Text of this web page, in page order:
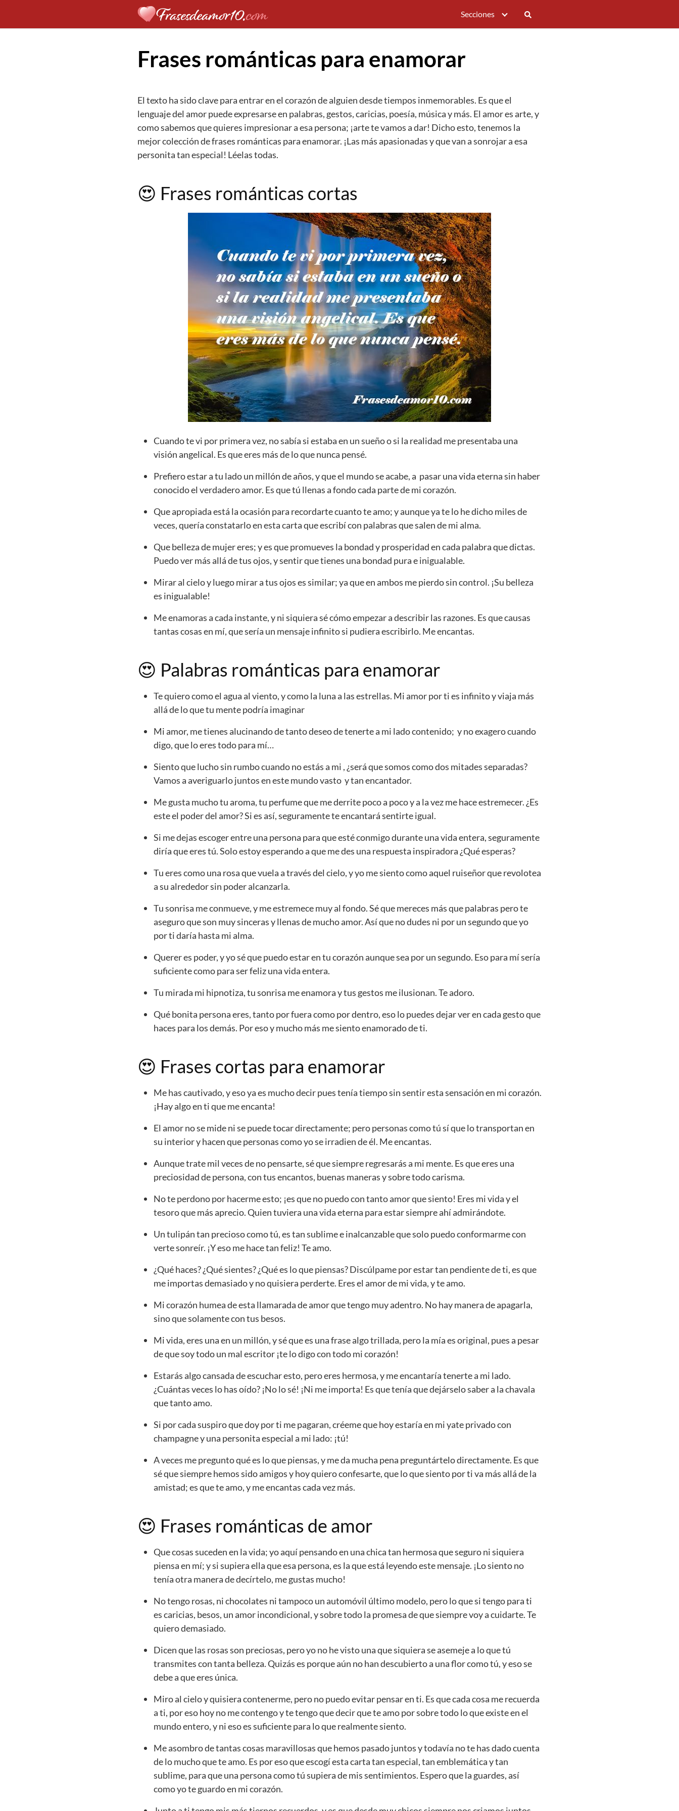
contenido
Secciones
Frases románticas para enamorar
El texto ha sido clave para entrar en el corazón de alguien desde tiempos inmemorables. Es que el
lenguaje del amor puede expresarse en palabras, gestos, caricias, poesía, música y más. El amor es arte, y
como sabemos que quieres impresionar a esa persona; ¡arte te vamos a dar! Dicho esto, tenemos la
mejor colección de frases románticas para enamorar. ¡Las más apasionadas y que van a sonrojar a esa
personita tan especial! Léelas todas.
😍 Frases románticas cortas
Cuando te vi por primera vez, no sabía si estaba en un sueño o si la realidad me presentaba una
visión angelical. Es que eres más de lo que nunca pensé.
Prefiero estar a tu lado un millón de años, y que el mundo se acabe, a pasar una vida eterna sin haber
conocido el verdadero amor. Es que tú llenas a fondo cada parte de mi corazón.
Que apropiada está la ocasión para recordarte cuanto te amo; y aunque ya te lo he dicho miles de
veces, quería constatarlo en esta carta que escribí con palabras que salen de mi alma.
Que belleza de mujer eres; y es que promueves la bondad y prosperidad en cada palabra que dictas.
Puedo ver más allá de tus ojos, y sentir que tienes una bondad pura e inigualable.
Mirar al cielo y luego mirar a tus ojos es similar; ya que en ambos me pierdo sin control. ¡Su belleza
es inigualable!
Me enamoras a cada instante, y ni siquiera sé cómo empezar a describir las razones. Es que causas
tantas cosas en mí, que sería un mensaje infinito si pudiera escribirlo. Me encantas.
😍 Palabras románticas para enamorar
Te quiero como el agua al viento, y como la luna a las estrellas. Mi amor por ti es infinito y viaja más
allá de lo que tu mente podría imaginar
Mi amor, me tienes alucinando de tanto deseo de tenerte a mi lado contenido; y no exagero cuando
digo, que lo eres todo para mí…
Siento que lucho sin rumbo cuando no estás a mi , ¿será que somos como dos mitades separadas?
Vamos a averiguarlo juntos en este mundo vasto y tan encantador.
Me gusta mucho tu aroma, tu perfume que me derrite poco a poco y a la vez me hace estremecer. ¿Es
este el poder del amor? Si es así, seguramente te encantará sentirte igual.
Si me dejas escoger entre una persona para que esté conmigo durante una vida entera, seguramente
diría que eres tú. Solo estoy esperando a que me des una respuesta inspiradora ¿Qué esperas?
Tu eres como una rosa que vuela a través del cielo, y yo me siento como aquel ruiseñor que revolotea
a su alrededor sin poder alcanzarla.
Tu sonrisa me conmueve, y me estremece muy al fondo. Sé que mereces más que palabras pero te
aseguro que son muy sinceras y llenas de mucho amor. Así que no dudes ni por un segundo que yo
por ti daría hasta mi alma.
Querer es poder, y yo sé que puedo estar en tu corazón aunque sea por un segundo. Eso para mí sería
suficiente como para ser feliz una vida entera.
Tu mirada mi hipnotiza, tu sonrisa me enamora y tus gestos me ilusionan. Te adoro.
Qué bonita persona eres, tanto por fuera como por dentro, eso lo puedes dejar ver en cada gesto que
haces para los demás. Por eso y mucho más me siento enamorado de ti.
😍 Frases cortas para enamorar
Me has cautivado, y eso ya es mucho decir pues tenía tiempo sin sentir esta sensación en mi corazón.
¡Hay algo en ti que me encanta!
El amor no se mide ni se puede tocar directamente; pero personas como tú sí que lo transportan en
su interior y hacen que personas como yo se irradien de él. Me encantas.
Aunque trate mil veces de no pensarte, sé que siempre regresarás a mi mente. Es que eres una
preciosidad de persona, con tus encantos, buenas maneras y sobre todo carisma.
No te perdono por hacerme esto; ¡es que no puedo con tanto amor que siento! Eres mi vida y el
tesoro que más aprecio. Quien tuviera una vida eterna para estar siempre ahí admirándote.
Un tulipán tan precioso como tú, es tan sublime e inalcanzable que solo puedo conformarme con
verte sonreír. ¡Y eso me hace tan feliz! Te amo.
¿Qué haces? ¿Qué sientes? ¿Qué es lo que piensas? Discúlpame por estar tan pendiente de ti, es que
me importas demasiado y no quisiera perderte. Eres el amor de mi vida, y te amo.
Mi corazón humea de esta llamarada de amor que tengo muy adentro. No hay manera de apagarla,
sino que solamente con tus besos.
Mi vida, eres una en un millón, y sé que es una frase algo trillada, pero la mía es original, pues a pesar
de que soy todo un mal escritor ¡te lo digo con todo mi corazón!
Estarás algo cansada de escuchar esto, pero eres hermosa, y me encantaría tenerte a mi lado.
¿Cuántas veces lo has oído? ¡No lo sé! ¡Ni me importa! Es que tenía que dejárselo saber a la chavala
que tanto amo.
Si por cada suspiro que doy por ti me pagaran, créeme que hoy estaría en mi yate privado con
champagne y una personita especial a mi lado: ¡tú!
A veces me pregunto qué es lo que piensas, y me da mucha pena preguntártelo directamente. Es que
sé que siempre hemos sido amigos y hoy quiero confesarte, que lo que siento por ti va más allá de la
amistad; es que te amo, y me encantas cada vez más.
😍 Frases románticas de amor
Que cosas suceden en la vida; yo aquí pensando en una chica tan hermosa que seguro ni siquiera
piensa en mí; y si supiera ella que esa persona, es la que está leyendo este mensaje. ¡Lo siento no
tenía otra manera de decírtelo, me gustas mucho!
No tengo rosas, ni chocolates ni tampoco un automóvil último modelo, pero lo que si tengo para ti
es caricias, besos, un amor incondicional, y sobre todo la promesa de que siempre voy a cuidarte. Te
quiero demasiado.
Dicen que las rosas son preciosas, pero yo no he visto una que siquiera se asemeje a lo que tú
transmites con tanta belleza. Quizás es porque aún no han descubierto a una flor como tú, y eso se
debe a que eres única.
Miro al cielo y quisiera contenerme, pero no puedo evitar pensar en ti. Es que cada cosa me recuerda
a ti, por eso hoy no me contengo y te tengo que decir que te amo por sobre todo lo que existe en el
mundo entero, y ni eso es suficiente para lo que realmente siento.
Me asombro de tantas cosas maravillosas que hemos pasado juntos y todavía no te has dado cuenta
de lo mucho que te amo. Es por eso que escogí esta carta tan especial, tan emblemática y tan
sublime, para que una persona como tú supiera de mis sentimientos. Espero que la guardes, así
como yo te guardo en mi corazón.